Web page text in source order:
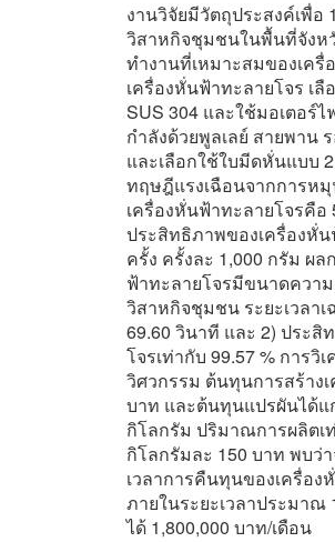
งานวิจัยมีวัตถุประสงค์เพื่อ
วิสาหกิจชุมชนในพื้นที่จังห
ทำงานที่เหมาะสมของเค
เครื่องหั่นฟ้าทะลายโจร เ
SUS 304 และใช้มอเตอร์
กำลังด้วยพูลเลย์ สายพาน
และเลือกใช้ใบมีดหั่นแบบ
ทฤษฎีแรงเฉือนจากการห
เครื่องหั่นฟ้าทะลายโจรคื
ประสิทธิภาพของเครื่องหั่
ครั้ง ครั้งละ 1,000 กรัม ผ
ฟ้าทะลายโจรมีขนาดควา
วิสาหกิจชุมชน ระยะเวลา
69.60 วินาที และ 2) ประ
โจรเท่ากับ 99.57 % การ
วิศวกรรม ต้นทุนการสร้าง
บาท และต้นทุนแปรผันได้
กิโลกรัม ปริมาณการผลิตเ
กิโลกรัมละ 150 บาท พบว่
เวลาการคืนทุนของเครื่อ
ภายในระยะเวลาประมา
ได้ 1,800,000 บาท/เดือน